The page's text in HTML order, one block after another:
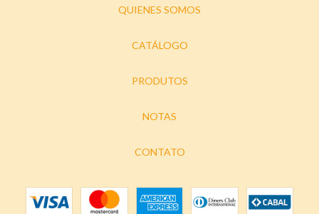
QUIENES SOMOS
CATÁLOGO
PRODUTOS
NOTAS
CONTATO